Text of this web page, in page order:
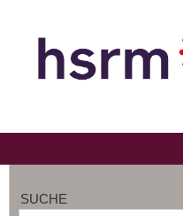
SUCHE